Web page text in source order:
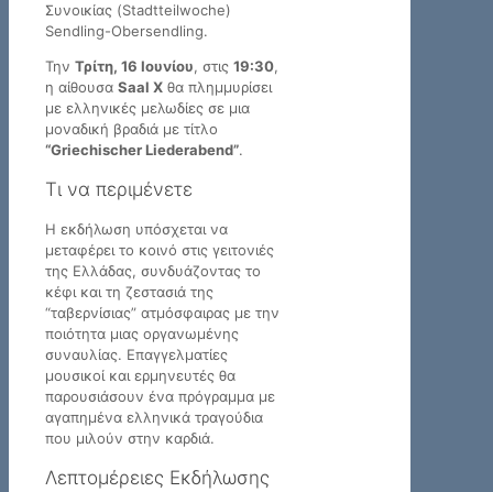
Συνοικίας (Stadtteilwoche)
Sendling-Obersendling.
Την Τρίτη, 16 Ιουνίου, στις 19:30,
η αίθουσα Saal X θα πλημμυρίσει
με ελληνικές μελωδίες σε μια
μοναδική βραδιά με τίτλο
“Griechischer Liederabend”.
Τι να περιμένετε
Η εκδήλωση υπόσχεται να
μεταφέρει το κοινό στις γειτονιές
της Ελλάδας, συνδυάζοντας το
κέφι και τη ζεστασιά της
“ταβερνίσιας” ατμόσφαιρας με την
ποιότητα μιας οργανωμένης
συναυλίας. Επαγγελματίες
μουσικοί και ερμηνευτές θα
παρουσιάσουν ένα πρόγραμμα με
αγαπημένα ελληνικά τραγούδια
που μιλούν στην καρδιά.
Λεπτομέρειες Εκδήλωσης